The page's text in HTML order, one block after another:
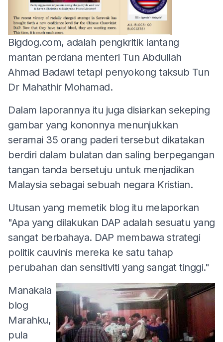
Bigdog.com, adalah pengkritik lantang
mantan perdana menteri Tun Abdullah
Ahmad Badawi tetapi penyokong taksub Tun
Dr Mahathir Mohamad.
Dalam laporannya itu juga disiarkan sekeping
gambar yang kononnya menunjukkan
seramai 35 orang paderi tersebut dikatakan
berdiri dalam bulatan dan saling berpegangan
tangan tanda bersetuju untuk menjadikan
Malaysia sebagai sebuah negara Kristian.
Utusan yang memetik blog itu melaporkan
"Apa yang dilakukan DAP adalah sesuatu yang
sangat berbahaya. DAP membawa strategi
politik cauvinis mereka ke satu tahap
perubahan dan sensitiviti yang sangat tinggi."
Manakala
blog
Marahku,
pula